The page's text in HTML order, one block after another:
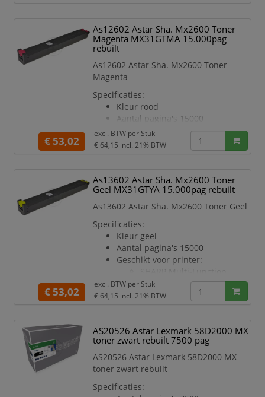
SHARP Multi-Function
Printer MX 2600
Printer MX 2600 N
SHARP Multi-Function
Printer MX 3100 N
As12602 Astar Sha. Mx2600 Toner
Magenta MX31GTMA 15.000pag
rebuilt
As12602 Astar Sha. Mx2600 Toner
Magenta
Specificaties:
Kleur rood
Aantal pagina's 15000
Geschikt voor printer:
SHARP Multi-Function
Printer MX 2301
Printer MX 2301 N
SHARP Multi-Function
Printer MX 2600
SHARP Multi-Function
Printer MX 2600 N
SHARP Multi-Function
Printer MX 3100
SHARP Multi-Function
Printer MX 3100 N
€ 53,02
excl. BTW per Stuk
€ 64,15 incl. 21% BTW
As13602 Astar Sha. Mx2600 Toner
Geel MX31GTYA 15.000pag rebuilt
As13602 Astar Sha. Mx2600 Toner Geel
Specificaties:
Kleur geel
Aantal pagina's 15000
Geschikt voor printer:
SHARP Multi-Function
Printer MX 2301
SHARP Multi-Function
Printer MX 2600
SHARP Multi-Function
Printer MX 2600 N
SHARP Multi-Function
SHARP Multi-Function
€ 53,02
excl. BTW per Stuk
€ 64,15 incl. 21% BTW
AS20526 Astar Lexmark 58D2000 MX
toner zwart rebuilt 7500 pag
AS20526 Astar Lexmark 58D2000 MX
toner zwart rebuilt
Specificaties: